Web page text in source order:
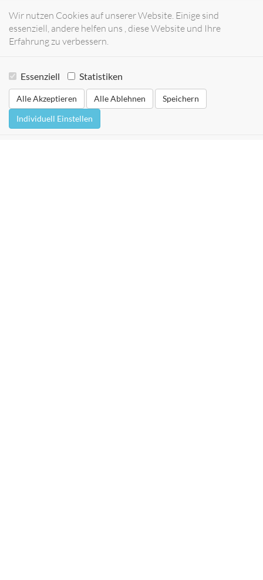
Wir nutzen Cookies auf unserer Website. Einige sind
essenziell, andere helfen uns , diese Website und Ihre
Erfahrung zu verbessern.
Essenziell Statistiken
Alle Akzeptieren Alle Ablehnen
Speichern
Individuell Einstellen